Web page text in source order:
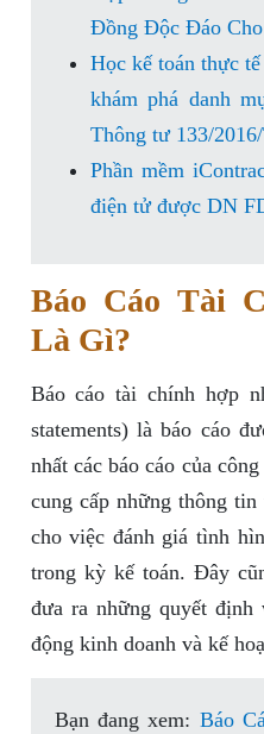
Đồng Độc Đáo
Học kế toán thực
khám phá danh
Thông tư 133/
Phần mềm
điện tử được DN
Báo Cáo Tài
Là Gì?
Báo cáo tài chính hợp
statements) là báo cáo
nhất các báo cáo của
cung cấp những thông
cho việc đánh giá tình
trong kỳ kế toán. Đây
đưa ra những quyết định
động kinh doanh và kế
Bạn đang xem: Báo